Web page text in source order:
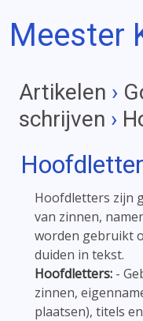
Meester
Artikelen ›
schrijven ›
Hoofdletters zijn
van zinnen,
worden gebruikt
duiden in tekst.
Hoofdletters: -
zinnen,
plaatsen), titels